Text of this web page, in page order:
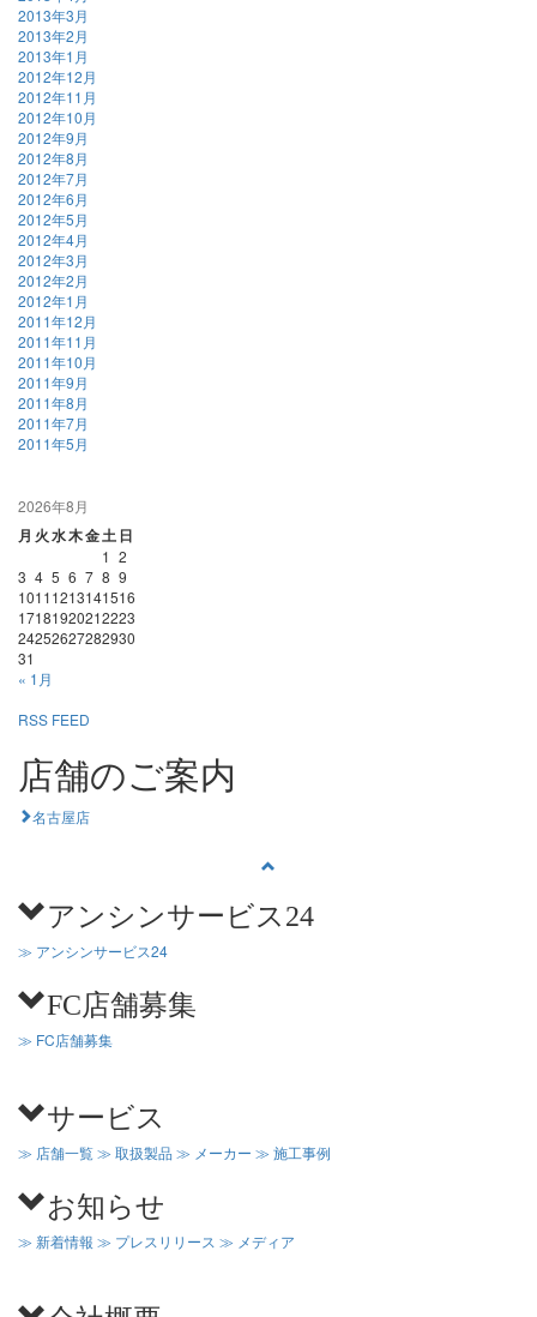
2013年3月
2013年2月
2013年1月
2012年12月
2012年11月
2012年10月
2012年9月
2012年8月
2012年7月
2012年6月
2012年5月
2012年4月
2012年3月
2012年2月
2012年1月
2011年12月
2011年11月
2011年10月
2011年9月
2011年8月
2011年7月
2011年5月
2026年8月
月 火水木金土 日
1 2
3 4 5 6 7 8 9
10111213141516
17181920212223
24252627282930
31
« 1月
RSS FEED
店舗のご案内
名古屋店
アンシンサービス24
≫ アンシンサービス24
FC店舗募集
≫ FC店舗募集
サービス
≫ 店舗一覧≫ 取扱製品 ≫ メーカー ≫ 施工事例
お知らせ
≫ 新着情報 ≫ プレスリリース ≫ メディア